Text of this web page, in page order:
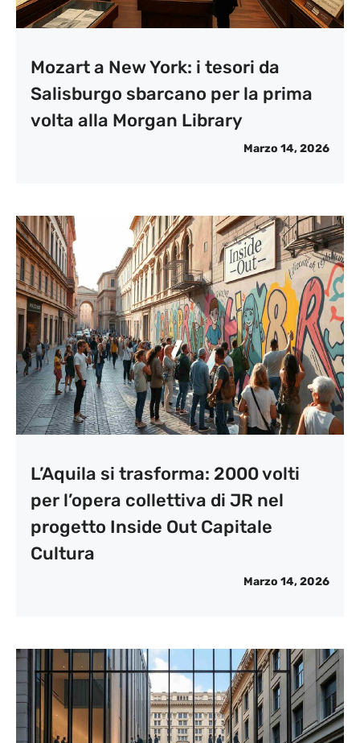
Mozart a New York: i tesori da
Salisburgo sbarcano per la prima
volta alla Morgan Library
Marzo 14, 2026
L’Aquila si trasforma: 2000 volti
per l’opera collettiva di JR nel
progetto Inside Out Capitale
Cultura
Marzo 14, 2026